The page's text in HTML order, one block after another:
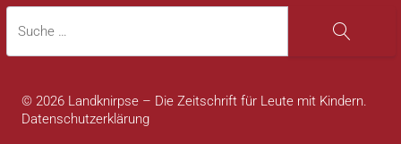
Suche
Suche
© 2026 Landknirpse – Die Zeitschrift für Leute mit Kindern.
Datenschutzerklärung